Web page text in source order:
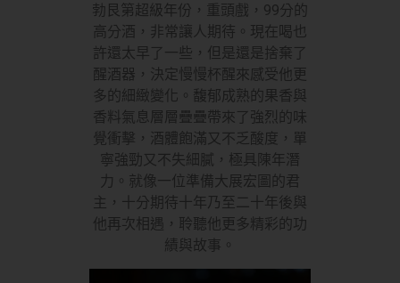
勃艮第超級年份，重頭戲，99分的
高分酒，非常讓人期待。現在喝也
許還太早了一些，但是還是捨棄了
醒酒器，決定慢慢杯醒來感受他更
多的細緻變化。馥郁成熟的果香與
香料氣息層層疊疊帶來了強烈的味
覺衝擊，酒體飽滿又不乏酸度，單
寧強勁又不失細膩，極具陳年潛
力。就像一位準備大展宏圖的君
主，十分期待十年乃至二十年後與
他再次相遇，聆聽他更多精彩的功
績與故事。